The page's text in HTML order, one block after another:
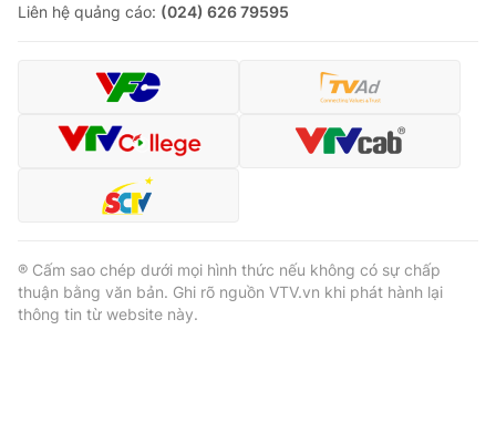
Liên hệ quảng cáo: (024) 626 79595
® Cấm sao chép dưới mọi hình thức nếu không có sự chấp
thuận bằng văn bản. Ghi rõ nguồn VTV.vn khi phát hành lại
thông tin từ website này.